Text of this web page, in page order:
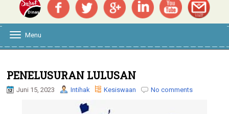
l
e
n
Menu
PENELUSURAN LULUSAN
Juni 15, 2023 Intihak Kesiswaan No comments